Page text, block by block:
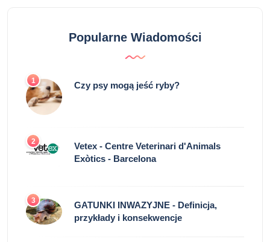
Popularne Wiadomości
1 Czy psy mogą jeść ryby?
2
Vetex - Centre Veterinari d'Animals
Exòtics - Barcelona
3
GATUNKI INWAZYJNE - Definicja,
przykłady i konsekwencje